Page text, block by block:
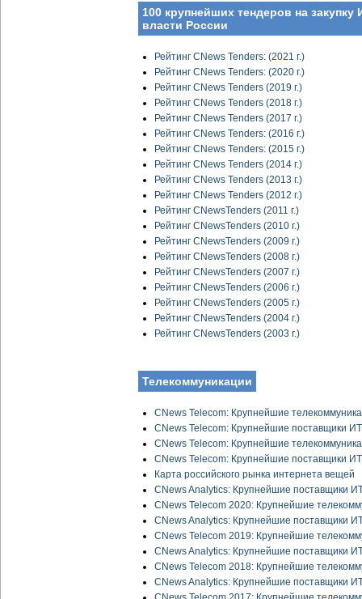
100 крупнейших тендеров на закупку
власти России
Рейтинг CNews Tenders: (2021 г.)
Рейтинг CNews Tenders: (2020 г.)
Рейтинг CNews Tenders (2019 г.)
Рейтинг CNews Tenders (2018 г.)
Рейтинг CNews Tenders (2017 г.)
Рейтинг CNews Tenders: (2016 г.)
Рейтинг CNews Tenders: (2015 г.)
Рейтинг CNews Tenders (2014 г.)
Рейтинг CNews Tenders (2013 г.)
Рейтинг CNews Tenders (2012 г.)
Рейтинг CNewsTenders (2011 г.)
Рейтинг CNewsTenders (2010 г.)
Рейтинг CNewsTenders (2009 г.)
Рейтинг CNewsTenders (2008 г.)
Рейтинг CNewsTenders (2007 г.)
Рейтинг CNewsTenders (2006 г.)
Рейтинг CNewsTenders (2005 г.)
Рейтинг CNewsTenders (2004 г.)
Рейтинг CNewsTenders (2003 г.)
Телекоммуникации
CNews Telecom: Крупнейшие
CNews Telecom: Крупнейшие поставщики
CNews Telecom: Крупнейшие
CNews Telecom: Крупнейшие поставщики
Карта российского рынка интернета вещей
CNews Analytics: Крупнейшие поставщики
CNews Telecom 2020: Крупнейшие
CNews Analytics: Крупнейшие поставщики
CNews Telecom 2019: Крупнейшие
CNews Analytics: Крупнейшие поставщики
CNews Telecom 2018: Крупнейшие
CNews Analytics: Крупнейшие поставщики